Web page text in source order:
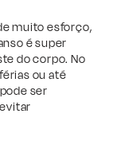
muito esforço,
é super
do corpo. No
ou até
ser